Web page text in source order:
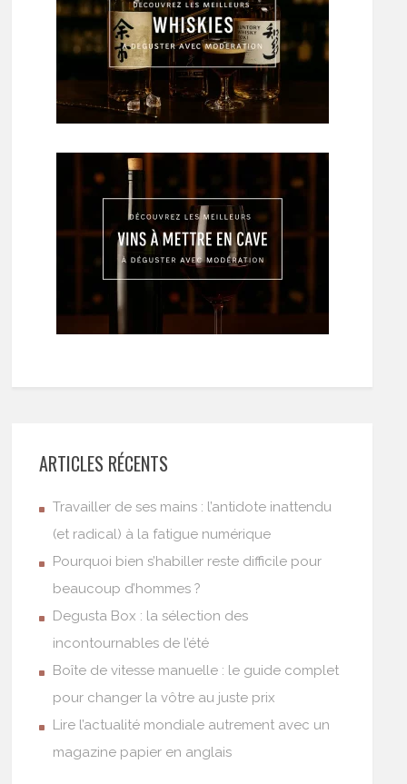
ARTICLES RÉCENTS
Travailler de ses mains : l’antidote inattendu
(et radical) à la fatigue numérique
Pourquoi bien s’habiller reste difficile pour
beaucoup d’hommes ?
Degusta Box : la sélection des
incontournables de l’été
Boîte de vitesse manuelle : le guide complet
pour changer la vôtre au juste prix
Lire l’actualité mondiale autrement avec un
magazine papier en anglais